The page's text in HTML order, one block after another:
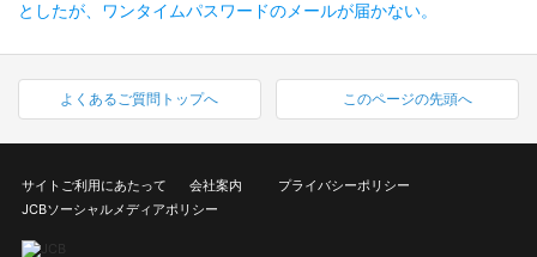
としたが、ワンタイムパスワードのメールが届かない。
よくあるご質問トップへ このページの先頭へ
サイトご利用にあたって 会社案内
プライバシーポリシー
JCBソーシャルメディアポリシー